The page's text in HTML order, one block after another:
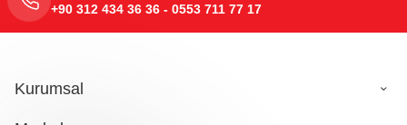
+90 312 434 36 36 - 0553 711 77 17
Kurumsal